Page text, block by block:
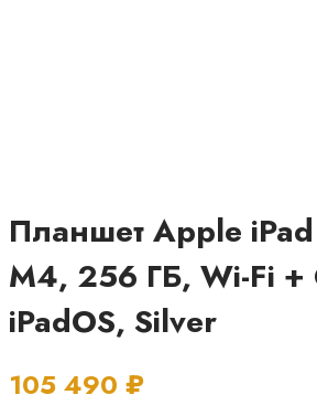
Планшет Apple
M4, 256 ГБ, Wi-Fi +
iPadOS, Silver
105 490 ₽